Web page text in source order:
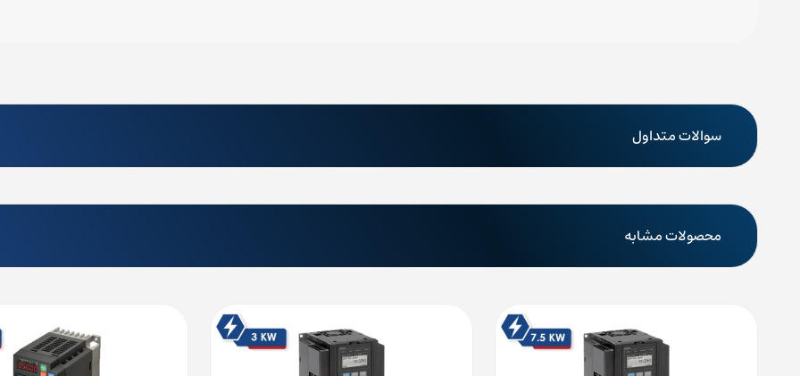
سوالات متداول
محصولات مشابه